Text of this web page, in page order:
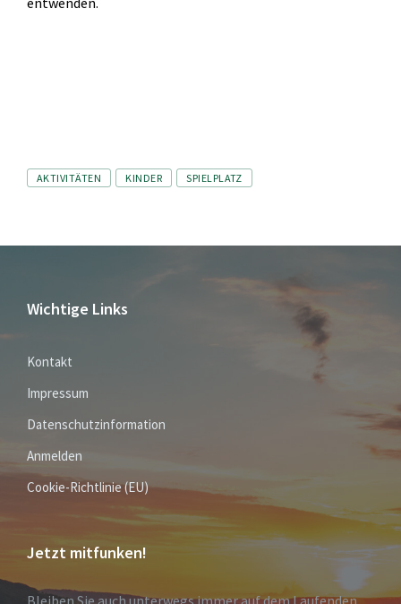
Tags
AKTIVITÄTEN KINDER SPIELPLATZ
Wichtige Links
Kontakt
Impressum
Datenschutzinformation
Anmelden
Cookie-Richtlinie (EU)
Jetzt mitfunken!